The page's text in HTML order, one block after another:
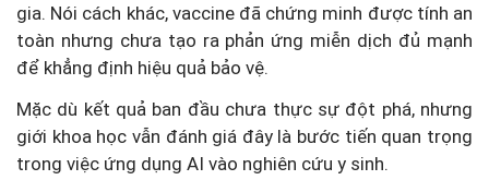
gia. Nói cách khác, vaccine đã chứng minh được tính an
toàn nhưng chưa tạo ra phản ứng miễn dịch đủ mạnh
để khẳng định hiệu quả bảo vệ.
Mặc dù kết quả ban đầu chưa thực sự đột phá, nhưng
giới khoa học vẫn đánh giá đây là bước tiến quan trọng
trong việc ứng dụng AI vào nghiên cứu y sinh.